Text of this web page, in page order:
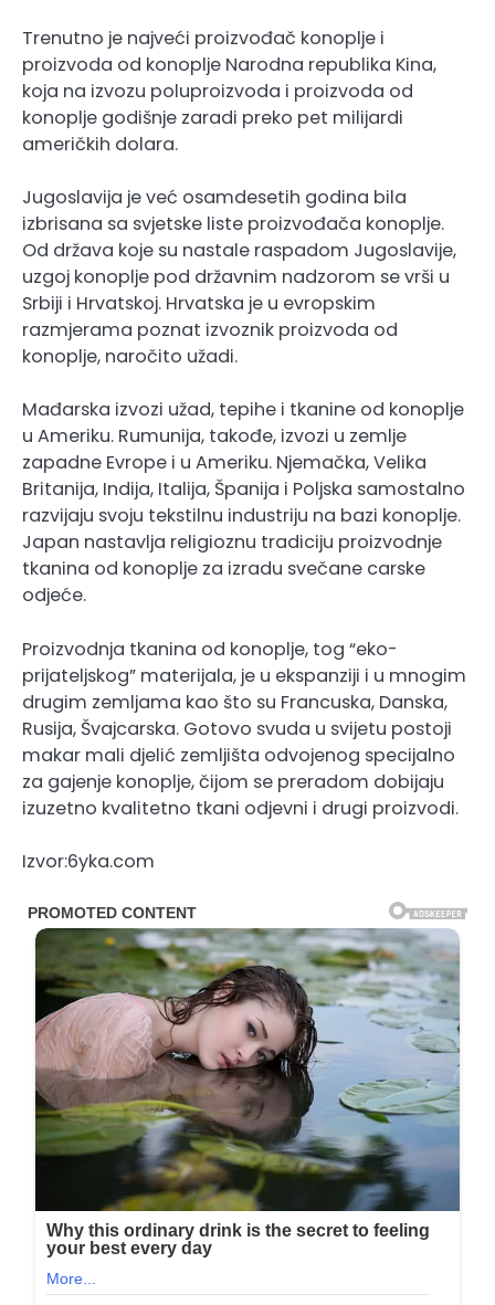
Trenutno je najveći proizvođač konoplje i
proizvoda od konoplje Narodna republika Kina,
koja na izvozu poluproizvoda i proizvoda od
konoplje godišnje zaradi preko pet milijardi
američkih dolara.
Jugoslavija je već osamdesetih godina bila
izbrisana sa svjetske liste proizvođača konoplje.
Od država koje su nastale raspadom Jugoslavije,
uzgoj konoplje pod državnim nadzorom se vrši u
Srbiji i Hrvatskoj. Hrvatska je u evropskim
razmjerama poznat izvoznik proizvoda od
konoplje, naročito užadi.
Mađarska izvozi užad, tepihe i tkanine od konoplje
u Ameriku. Rumunija, takođe, izvozi u zemlje
zapadne Evrope i u Ameriku. Njemačka, Velika
Britanija, Indija, Italija, Španija i Poljska samostalno
razvijaju svoju tekstilnu industriju na bazi konoplje.
Japan nastavlja religioznu tradiciju proizvodnje
tkanina od konoplje za izradu svečane carske
odjeće.
Proizvodnja tkanina od konoplje, tog “eko-
prijateljskog” materijala, je u ekspanziji i u mnogim
drugim zemljama kao što su Francuska, Danska,
Rusija, Švajcarska. Gotovo svuda u svijetu postoji
makar mali djelić zemljišta odvojenog specijalno
za gajenje konoplje, čijom se preradom dobijaju
izuzetno kvalitetno tkani odjevni i drugi proizvodi.
Izvor:6yka.com